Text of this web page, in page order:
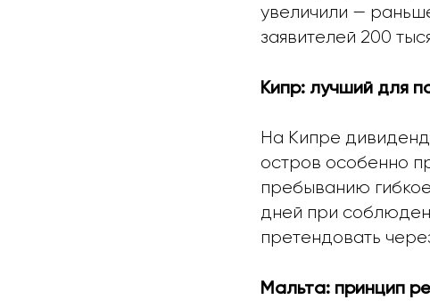
увеличили —
заявителей 200
Кипр: лучший для
На Кипре
остров особенно
пребыванию
дней при
претендовать
Мальта: принцип